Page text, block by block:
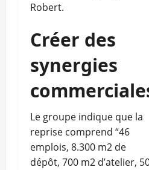
Robert.
Créer des
synergies
Le groupe indique que la
reprise comprend “46
emplois, 8.300 m2 de
dépôt, 700 m2 d’atelier,